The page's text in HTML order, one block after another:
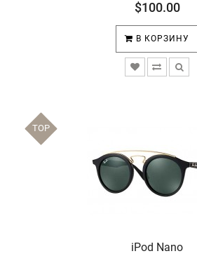
$100.00
В КОРЗИНУ
TOP
iPod Nano